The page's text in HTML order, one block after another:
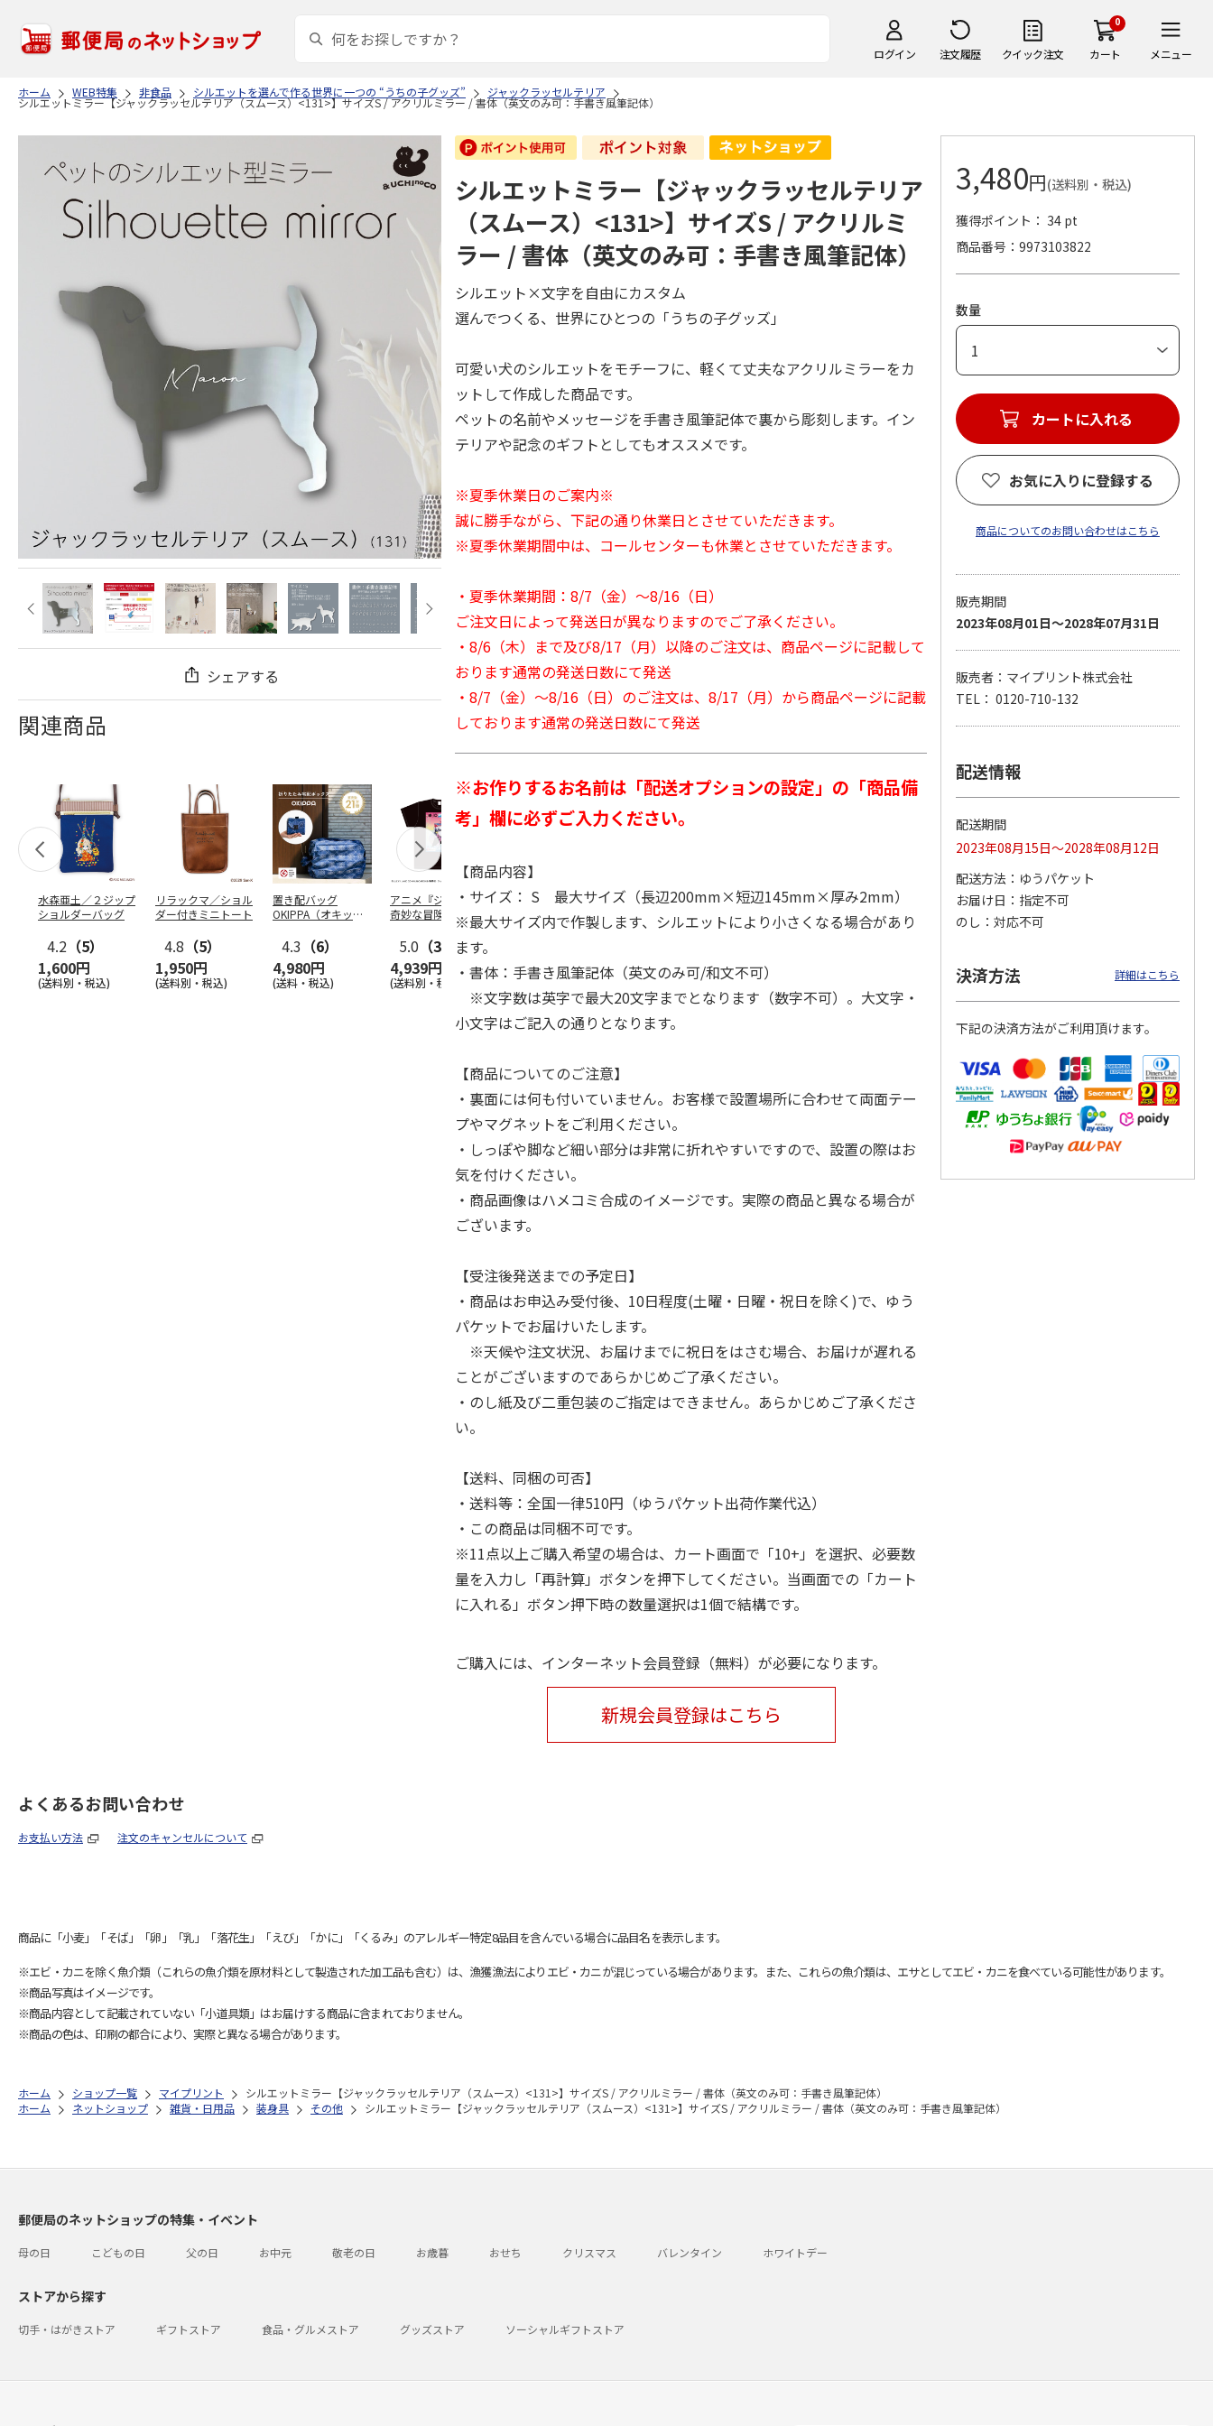
ログイン 注文履歴 クイック注文
0
カート メニュー
ホーム WEB特集 非食品 シルエットを選んで作る世界に一つの “うちの子グッズ” ジャックラッセルテリア
シルエットミラー【ジャックラッセルテリア（スムース）<131>】サイズS / アクリルミラー / 書体（英文のみ可：手書き風筆記体）
シェアする
関連商品
水森亜土／２ジップ
ショルダーバッグ
4.2 （5）
1,600円
(送料別・税込)
リラックマ／ショル
ダー付きミニトート
4.8 （5）
1,950円
(送料別・税込)
置き配バッグ
OKIPPA（オキッ
4.3 （6）
4,980円
(送料・税込)
アニメ『ジョジョの
奇妙な冒険 黄金の
風』CITY POP…
5.0 （3）
4,939円
(送料別・税込)
コジコジ／ショルダ
ー付きバッグ
1,760円
(送料別・税込)
POSTIES オリジナ
ルTシャツ Sサイズ
3,080円
(送料別・税込)
アニメ『ジョジョの
奇妙な冒険 黄金の
風』CITY POP …
3,839円
(送料別・税込)
『ジョジョの奇妙な
冒険 スターダスト
クルセイダース』
『ジョジョの奇妙な
冒険 スターダスト
クルセイダース』
3,300円
(送料別・税込)
3,300円
(送料別・税込)
シルエットミラー【ジャックラッセルテリア
（スムース）<131>】サイズS / アクリルミ
ラー / 書体（英文のみ可：手書き風筆記体）
シルエット×文字を自由にカスタム
選んでつくる、世界にひとつの「うちの子グッズ」
可愛い犬のシルエットをモチーフに、軽くて丈夫なアクリルミラーをカ
ットして作成した商品です。
ペットの名前やメッセージを手書き風筆記体で裏から彫刻します。イン
テリアや記念のギフトとしてもオススメです。
※夏季休業日のご案内※
誠に勝手ながら、下記の通り休業日とさせていただきます。
※夏季休業期間中は、コールセンターも休業とさせていただきます。
・夏季休業期間：8/7（金）～8/16（日）
ご注文日によって発送日が異なりますのでご了承ください。
・8/6（木）まで及び8/17（月）以降のご注文は、商品ページに記載して
おります通常の発送日数にて発送
・8/7（金）～8/16（日）のご注文は、8/17（月）から商品ページに記載
しております通常の発送日数にて発送
※お作りするお名前は「配送オプションの設定」の「商品備
考」欄に必ずご入力ください。
【商品内容】
・サイズ： S 最大サイズ（長辺200mm×短辺145mm×厚み2mm）
※最大サイズ内で作製します、シルエットにより小さくなる場合があり
ます。
・書体：手書き風筆記体（英文のみ可/和文不可）
※文字数は英字で最大20文字までとなります（数字不可）。大文字・
小文字はご記入の通りとなります。
【商品についてのご注意】
・裏面には何も付いていません。お客様で設置場所に合わせて両面テー
プやマグネットをご利用ください。
・しっぽや脚など細い部分は非常に折れやすいですので、設置の際はお
気を付けください。
・商品画像はハメコミ合成のイメージです。実際の商品と異なる場合が
ございます。
【受注後発送までの予定日】
・商品はお申込み受付後、10日程度(土曜・日曜・祝日を除く)で、ゆう
パケットでお届けいたします。
※天候や注文状況、お届けまでに祝日をはさむ場合、お届けが遅れる
ことがございますのであらかじめご了承ください。
・のし紙及び二重包装のご指定はできません。あらかじめご了承くださ
い。
【送料、同梱の可否】
・送料等：全国一律510円（ゆうパケット出荷作業代込）
・この商品は同梱不可です。
※11点以上ご購入希望の場合は、カート画面で「10+」を選択、必要数
量を入力し「再計算」ボタンを押下してください。当画面での「カート
に入れる」ボタン押下時の数量選択は1個で結構です。
ご購入には、インターネット会員登録（無料）が必要になります。
新規会員登録はこちら
3,480円(送料別・税込)
獲得ポイント： 34 pt
商品番号
9973103822
数量
カートに入れる
お気に入りに登録する
商品についてのお問い合わせはこちら
販売期間
2023年08月01日～2028年07月31日
販売者：マイプリント株式会社
TEL： 0120-710-132
配送情報
配送期間
2023年08月15日～2028年08月12日
配送方法
ゆうパケット
お届け日
指定不可
のし
対応不可
決済方法 詳細はこちら
下記の決済方法がご利用頂けます。
よくあるお問い合わせ
お支払い方法 注文のキャンセルについて
商品に「小麦」「そば」「卵」「乳」「落花生」「えび」「かに」「くるみ」のアレルギー特定8品目を含んでいる場合に品目名を表示します。
※エビ・カニを除く魚介類（これらの魚介類を原材料として製造された加工品も含む）は、漁獲漁法によりエビ・カニが混じっている場合があります。また、これらの魚介類は、エサとしてエビ・カニを食べている可能性があります。
※商品写真はイメージです。
※商品内容として記載されていない「小道具類」はお届けする商品に含まれておりません。
※商品の色は、印刷の都合により、実際と異なる場合があります。
ホーム ショップ一覧 マイプリント
シルエットミラー【ジャックラッセルテリア（スムース）<131>】サイズS / アクリルミラー / 書体（英文のみ可：手書き風筆記体）
ホーム
ネットショップ 雑貨・日用品 装身具 その他 シルエットミラー【ジャックラッセルテリア（スムース）<131>】サイズS / アクリルミラー / 書体（英文のみ可：手書き風筆記体）
郵便局のネットショップの特集・イベント
母の日 こどもの日 父の日 お中元 敬老の日 お歳暮 おせち クリスマス バレンタイン ホワイトデー
ストアから探す
切手・はがきストア ギフトストア 食品・グルメストア グッズストア ソーシャルギフトストア